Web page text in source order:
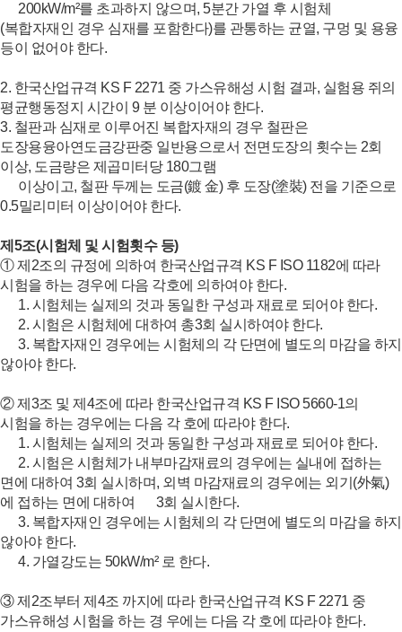
200kW/m²를 초과하지 않으며, 5분간 가열 후 시험체
(복합자재인 경우 심재를 포함한다)를 관통하는 균열, 구멍 및 용융
등이 없어야 한다.
2. 한국산업규격 KS F 2271 중 가스유해성 시험 결과, 실험용 쥐의
평균행동정지 시간이 9 분 이상이어야 한다.
3. 철판과 심재로 이루어진 복합자재의 경우 철판은
도장용융아연도금강판중 일반용으로서 전면도장의 횟수는 2회
이상, 도금량은 제곱미터당 180그램
이상이고, 철판 두께는 도금(鍍 金) 후 도장(塗裝) 전을 기준으로
0.5밀리미터 이상이어야 한다.
제5조(시험체 및 시험횟수 등)
① 제2조의 규정에 의하여 한국산업규격 KS F ISO 1182에 따라
시험을 하는 경우에 다음 각호에 의하여야 한다.
1. 시험체는 실제의 것과 동일한 구성과 재료로 되어야 한다.
2. 시험은 시험체에 대하여 총3회 실시하여야 한다.
3. 복합자재인 경우에는 시험체의 각 단면에 별도의 마감을 하지
않아야 한다.
② 제3조 및 제4조에 따라 한국산업규격 KS F ISO 5660-1의
시험을 하는 경우에는 다음 각 호에 따라야 한다.
1. 시험체는 실제의 것과 동일한 구성과 재료로 되어야 한다.
2. 시험은 시험체가 내부마감재료의 경우에는 실내에 접하는
면에 대하여 3회 실시하며, 외벽 마감재료의 경우에는 외기(外氣)
에 접하는 면에 대하여
3회 실시한다.
3. 복합자재인 경우에는 시험체의 각 단면에 별도의 마감을 하지
않아야 한다.
4. 가열강도는 50kW/m² 로 한다.
③ 제2조부터 제4조 까지에 따라 한국산업규격 KS F 2271 중
가스유해성 시험을 하는 경 우에는 다음 각 호에 따라야 한다.